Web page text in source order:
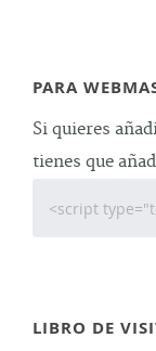
PARA
Si quieres
tienes que
LIBRO DE